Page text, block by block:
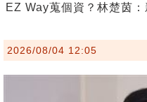
EZ Way蒐個資？林楚茵
2026/08/04 12:05